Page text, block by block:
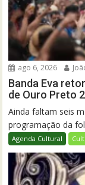
ago 6, 2026
Banda Eva
de Ouro Preto
Ainda faltam seis
programação da
Agenda Cultural